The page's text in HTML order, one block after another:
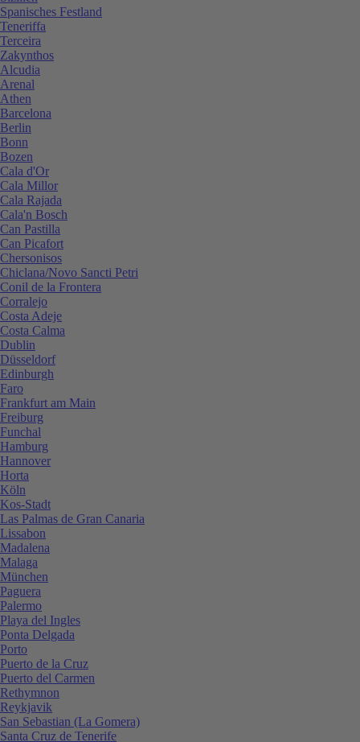
Spanisches Festland
Teneriffa
Terceira
Zakynthos
Alcudia
Arenal
Athen
Barcelona
Berlin
Bonn
Bozen
Cala d'Or
Cala Millor
Cala Rajada
Cala'n Bosch
Can Pastilla
Can Picafort
Chersonisos
Chiclana/Novo Sancti Petri
Conil de la Frontera
Corralejo
Costa Adeje
Costa Calma
Dublin
Düsseldorf
Edinburgh
Faro
Frankfurt am Main
Freiburg
Funchal
Hamburg
Hannover
Horta
Köln
Kos-Stadt
Las Palmas de Gran Canaria
Lissabon
Madalena
Malaga
München
Paguera
Palermo
Playa del Ingles
Ponta Delgada
Porto
Puerto de la Cruz
Puerto del Carmen
Rethymnon
Reykjavik
San Sebastian (La Gomera)
Santa Cruz de Tenerife